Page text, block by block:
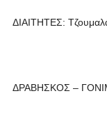
ΔΙΑΙΤΗΤΕΣ:
ΔΡΑΒΗΣΚΟΣ